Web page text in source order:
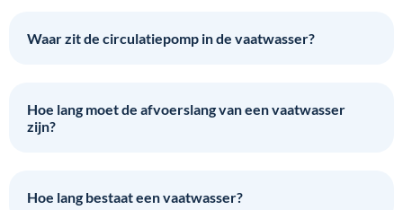
Waar zit de circulatiepomp in de vaatwasser?
Hoe lang moet de afvoerslang van een vaatwasser
zijn?
Hoe lang bestaat een vaatwasser?